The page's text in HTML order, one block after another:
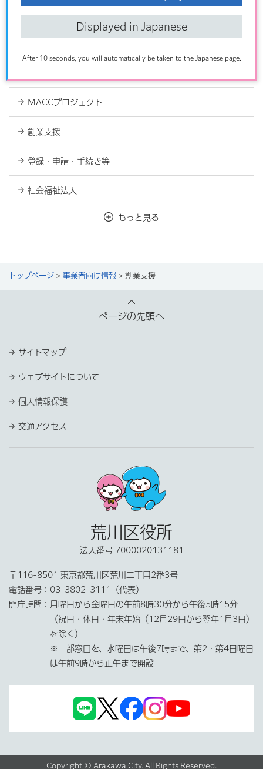
Displayed in Japanese
After 10 seconds, you will automatically be taken to the Japanese page.
最新ニュース一覧
MACCプロジェクト
創業支援
登録・申請・手続き等
社会福祉法人
もっと見る
トップページ > 事業者向け情報 > 創業支援
ページの先頭へ
サイトマップ
ウェブサイトについて
個人情報保護
交通アクセス
荒川区役所
法人番号 7000020131181
〒116-8501 東京都荒川区荒川二丁目2番3号
電話番号： 03-3802-3111（代表）
開庁時間： 月曜日から金曜日の午前8時30分から午後5時15分
（祝日・休日・年末年始（12月29日から翌年1月3日）
を除く）
※一部窓口を、水曜日は午後7時まで、第2・第4日曜日
は午前9時から正午まで開設
Copyright © Arakawa City. All Rights Reserved.